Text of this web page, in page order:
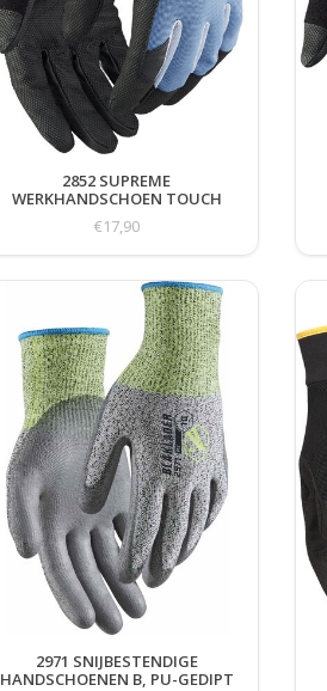
2852 SUPREME
WERKHANDSCHOEN TOUCH
KLITTENBAND
€17,90
2971 SNIJBESTENDIGE
HANDSCHOENEN B, PU-GEDIPT